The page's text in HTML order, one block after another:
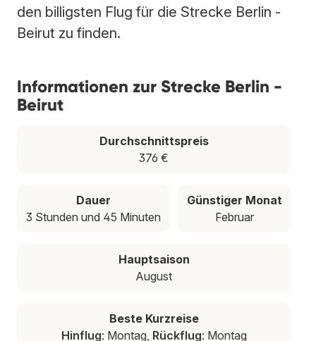
den billigsten Flug für die Strecke Berlin -
Beirut zu finden.
Informationen zur Strecke Berlin -
Beirut
Durchschnittspreis
376 €
Dauer
3 Stunden und 45 Minuten
Günstiger Monat
Februar
Hauptsaison
August
Beste Kurzreise
Hinflug: Montag, Rückflug: Montag